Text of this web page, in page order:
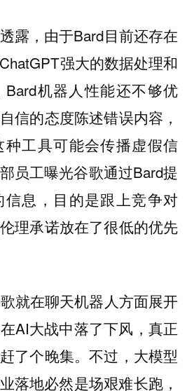
露，由于Bard目前还存在
强大的数据处理和
机器人性能还不够优
信的态度陈述错误内容，
种工具可能会传播虚假信
员工曝光谷歌通过Bard提
息，目的是跟上竞争对
理承诺放在了很低的优先
就在聊天机器人方面展开
AI大战中落了下风，真正
了个晚集。不过，大模型
落地必然是场艰难长跑，